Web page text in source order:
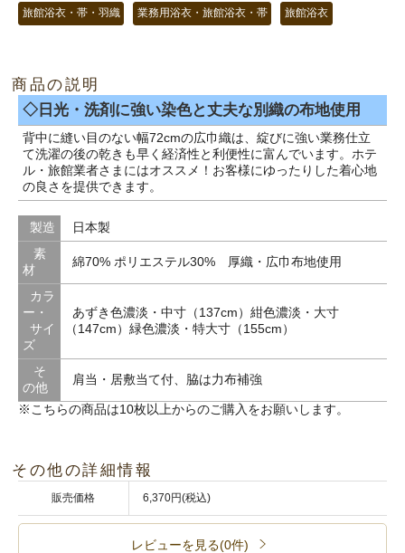
旅館浴衣・帯・羽織 業務用浴衣・旅館浴衣・帯 旅館浴衣
商品の説明
◇日光・洗剤に強い染色と丈夫な別織の布地使用
背中に縫い目のない幅72cmの広巾織は、綻びに強い業務仕立
て洗濯の後の乾きも早く経済性と利便性に富んでいます。ホテ
ル・旅館業者さまにはオススメ！お客様にゆったりした着心地
の良さを提供できます。
製造
日本製
素
材
綿70% ポリエステル30% 厚織・広巾布地使用
カラ
ー・
サイ
ズ
あずき色濃淡・中寸（137cm）紺色濃淡・大寸
（147cm）緑色濃淡・特大寸（155cm）
そ
の他
肩当・居敷当て付、脇は力布補強
※こちらの商品は10枚以上からのご購入をお願いします。
その他の詳細情報
販売価格 6,370円(税込)
レビューを見る(0件)